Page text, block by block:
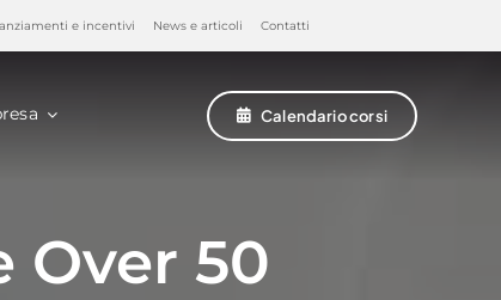
e incentivi News e articoli Contatti
Calendario corsi
Over 50